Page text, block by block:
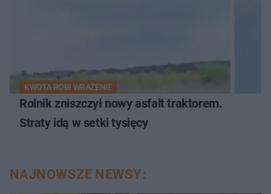
KWOTA ROBI WRAŻENIE
Rolnik zniszczył nowy asfalt traktorem.
Straty idą w setki tysięcy
NAJNOWSZE NEWSY: